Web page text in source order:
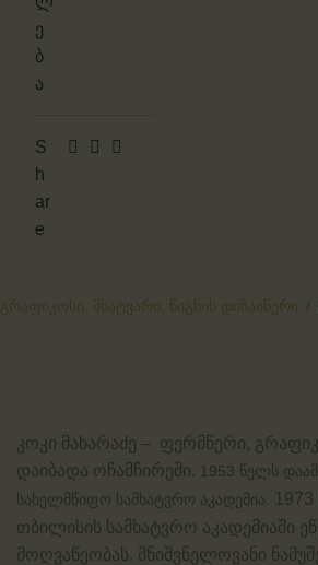
ე
ბ
ა
S
h
ar
e
გრაფიკოსი, მხატვარი, წიგნის დიზაინერი
კოკი მახარაძე – ფერმწერი,
დაიბადა ოჩამჩირეში.
1953 წელს
სახელმწიფო სამხატვრო აკადემია.
თბილისის სამხატვრო აკადემიაში
მოღვაწეობას. მნიშვნელოვანი